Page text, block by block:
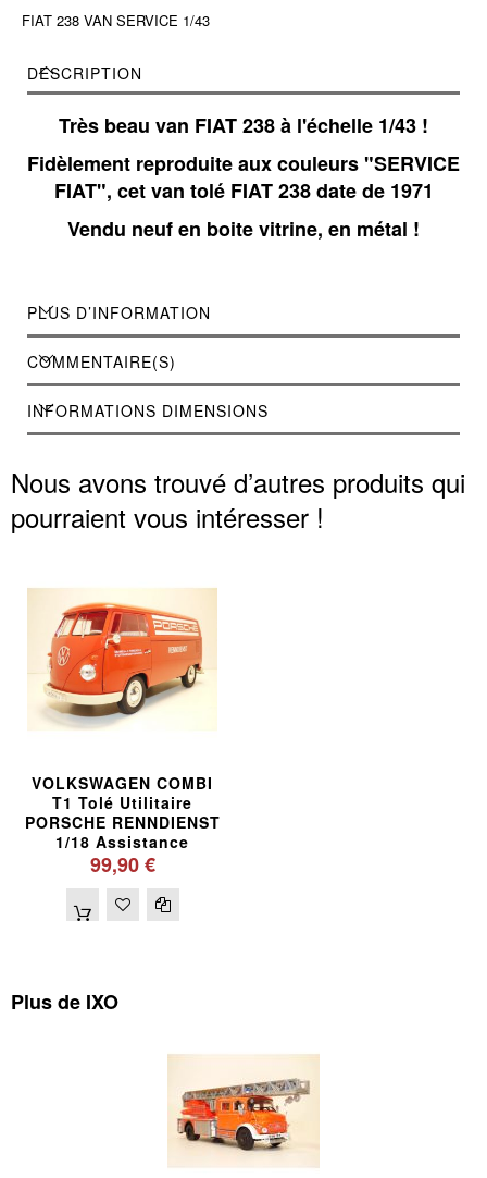
FIAT 238 VAN SERVICE 1/43
DESCRIPTION
Très beau van FIAT 238 à l'échelle 1/43 !
Fidèlement reproduite aux couleurs "SERVICE
FIAT", cet van tolé FIAT 238 date de 1971
Vendu neuf en boite vitrine, en métal !
PLUS D’INFORMATION
COMMENTAIRE(S)
INFORMATIONS DIMENSIONS
Nous avons trouvé d’autres produits qui
pourraient vous intéresser !
VOLKSWAGEN COMBI
T1 Tolé Utilitaire
PORSCHE RENNDIENST
1/18 Assistance
99,90 €
Plus de IXO